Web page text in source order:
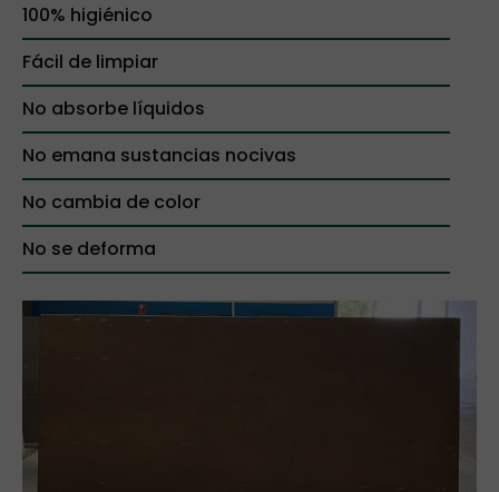
100% higiénico
Fácil de limpiar
No absorbe líquidos
No emana sustancias nocivas
No cambia de color
No se deforma